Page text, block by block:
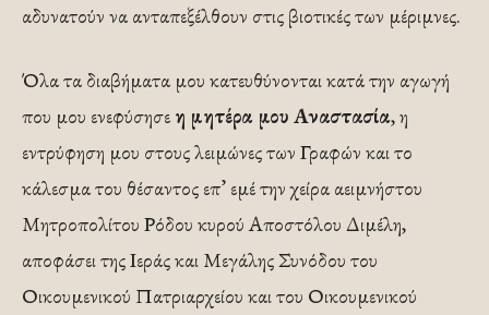
αδυνατούν να ανταπεξέλθουν στις βιοτικές των μέριμνες.
Όλα τα διαβήματα μου κατευθύνονται κατά την αγωγή
που μου ενεφύσησε η μητέρα μου Αναστασία, η
εντρύφηση μου στους λειμώνες των Γραφών και το
κάλεσμα του θέσαντος επ’ εμέ την χείρα αειμνήστου
Μητροπολίτου Ρόδου κυρού Αποστόλου Διμέλη,
αποφάσει της Ιεράς και Μεγάλης Συνόδου του
Οικουμενικού Πατριαρχείου και του Οικουμενικού